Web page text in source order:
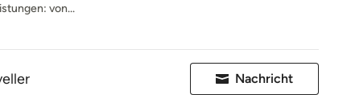
von...
Nachricht